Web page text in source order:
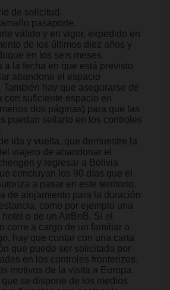
de solicitud.
pasaporte.
válido y en vigor, expedido en
de los últimos diez años y
en los seis meses
a la fecha en que está previsto
abandone el espacio
También hay que asegurarse de
con suficiente espacio en
dos páginas) para que las
puedan sellarlo en los controles
ida y vuelta, que demuestre la
viajero de abandonar el
y regresar a Bolivia
concluyan los 90 días que el
a pasar en este territorio.
de alojamiento para la duración
como por ejemplo una
o de un AirBnB. Si el
corre a cargo de un familiar o
hay que contar con una carta
que puede ser solicitada por
en los controles fronterizos.
motivos de la visita a Europa.
que se dispone de los medios